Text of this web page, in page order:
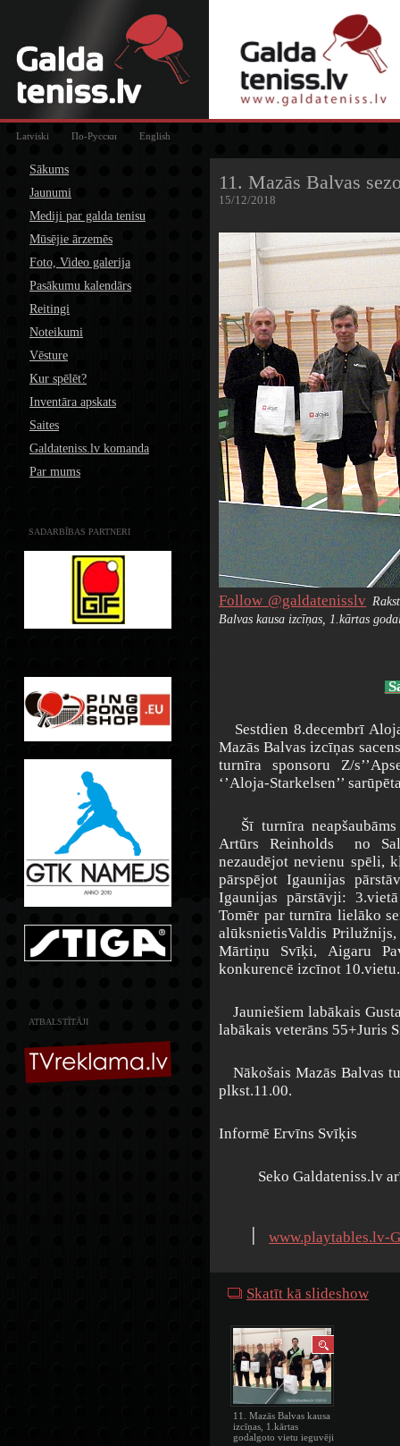
Latviski По-Русски English
Sākums
Jaunumi
Mediji par galda tenisu
Mūsējie ārzemēs
Foto, Video galerija
Pasākumu kalendārs
Reitingi
Noteikumi
Vēsture
Kur spēlēt?
Inventāra apskats
Saites
Galdateniss.lv komanda
Par mums
SADARBĪBAS PARTNERI
ATBALSTĪTĀJI
11. Mazās Balvas
15/12/2018
Follow @galdatenisslv
Balvas kausa izcīņas, 1.kārtas
Sestdien 8.decembrī
Mazās Balvas izcīņas
turnīra sponsoru Z/
‘’Aloja-Starkelsen’’
Šī turnīra neapšaubāms
Artūrs Reinholds no
nezaudējot nevienu spēli,
pārspējot Igaunijas
Igaunijas pārstāvji:
Tomēr par turnīra lielāko
alūksnietisValdis
Mārtiņu Svīķi, Aigaru
konkurencē izcīnot 10.vietu.
Jauniešiem labākais
labākais veterāns 55+Juris
Nākošais Mazās Balvas
plkst.11.00.
Informē Ervīns Svīķis
Seko Galdateniss.lv
www.playtables.lv-
Skatīt kā slideshow
11. Mazās Balvas kausa
izcīņas, 1.kārtas
godalgoto vietu ieguvēji